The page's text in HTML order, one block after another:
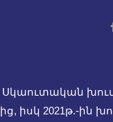
Սկաուտական
ից, իսկ 2021թ.-ին